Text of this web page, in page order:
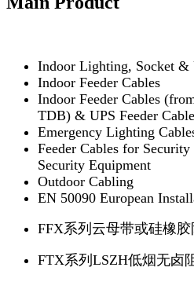
Indoor Lighting, Socket &
Indoor Feeder Cables
Indoor Feeder Cables
TDB) & UPS Feeder
Emergency Lighting
Feeder Cables for
Security Equipment
Outdoor Cabling
EN 50090 European
FFX系列云母带或硅橡
FTX系列LSZH低烟无卤